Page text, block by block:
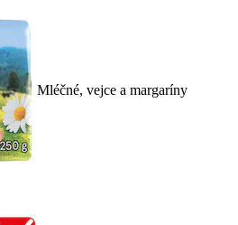
Mléčné, vejce a margaríny